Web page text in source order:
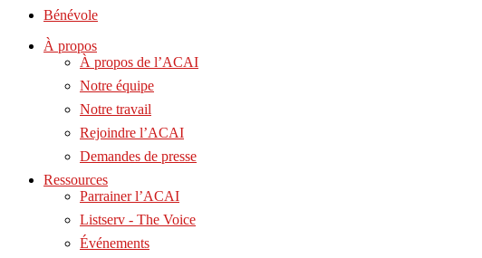
Bénévole
À propos
À propos de l’ACAI
Notre équipe
Notre travail
Rejoindre l’ACAI
Demandes de presse
Ressources
Parrainer l’ACAI
Listserv - The Voice
Événements